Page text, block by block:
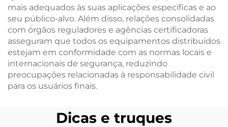
mais adequados às suas aplicações específicas e ao
seu público-alvo. Além disso, relações consolidadas
com órgãos reguladores e agências certificadoras
asseguram que todos os equipamentos distribuídos
estejam em conformidade com as normas locais e
internacionais de segurança, reduzindo
preocupações relacionadas à responsabilidade civil
para os usuários finais.
Dicas e truques